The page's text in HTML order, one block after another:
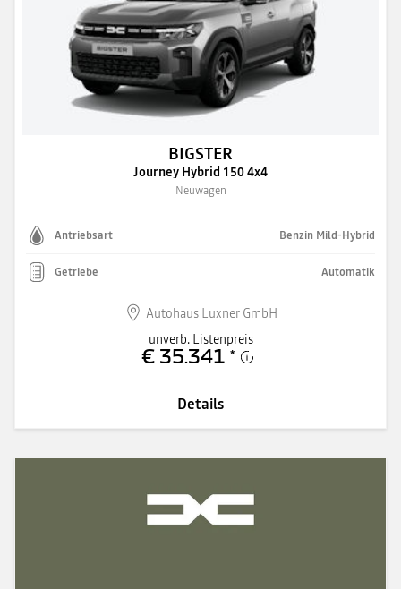
BIGSTER
Journey Hybrid 150 4x4
Neuwagen
Antriebsart Benzin Mild-Hybrid
Getriebe Automatik
Autohaus Luxner GmbH
unverb. Listenpreis
€ 35.341 *
Details